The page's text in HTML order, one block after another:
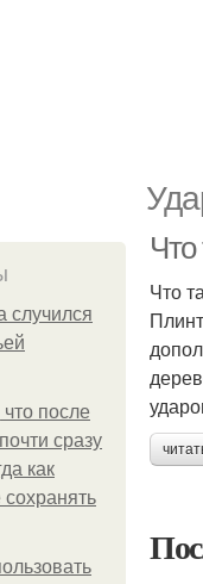
случился
после
сразу
как
Что